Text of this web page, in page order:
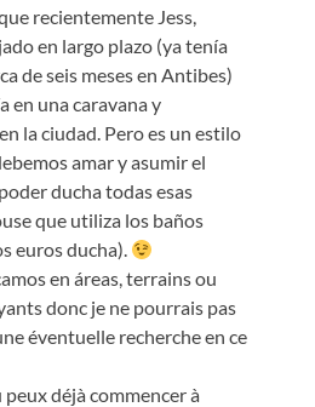
recientemente Jess,
en largo plazo (ya tenía
de seis meses en Antibes)
en una caravana y
la ciudad. Pero es un estilo
amar y asumir el
ducha todas esas
que utiliza los baños
euros ducha).
en áreas,terrains ou
donc je ne pourrais pas
éventuelle recherche en ce
déjà commencer à